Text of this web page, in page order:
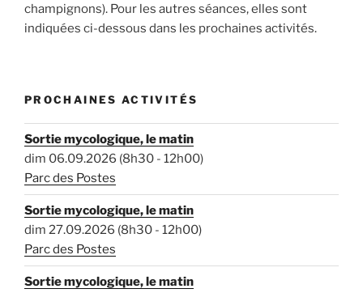
champignons). Pour les autres séances, elles sont
indiquées ci-dessous dans les prochaines activités.
PROCHAINES ACTIVITÉS
Sortie mycologique, le matin
dim 06.09.2026 (8h30 - 12h00)
Parc des Postes
Sortie mycologique, le matin
dim 27.09.2026 (8h30 - 12h00)
Parc des Postes
Sortie mycologique, le matin